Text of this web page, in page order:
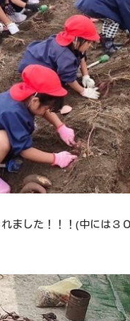
ました！！！(中には３